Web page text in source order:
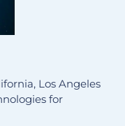
Los Angeles
for